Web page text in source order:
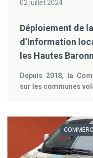
02 juillet 2024
Déploiement de
d’Information
les Hautes
Depuis 2018, la
sur les communes